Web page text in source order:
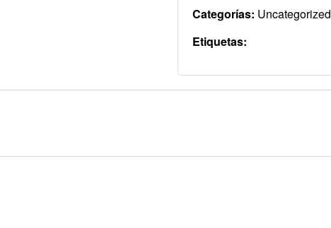
Categorías: Uncategorized
Etiquetas: